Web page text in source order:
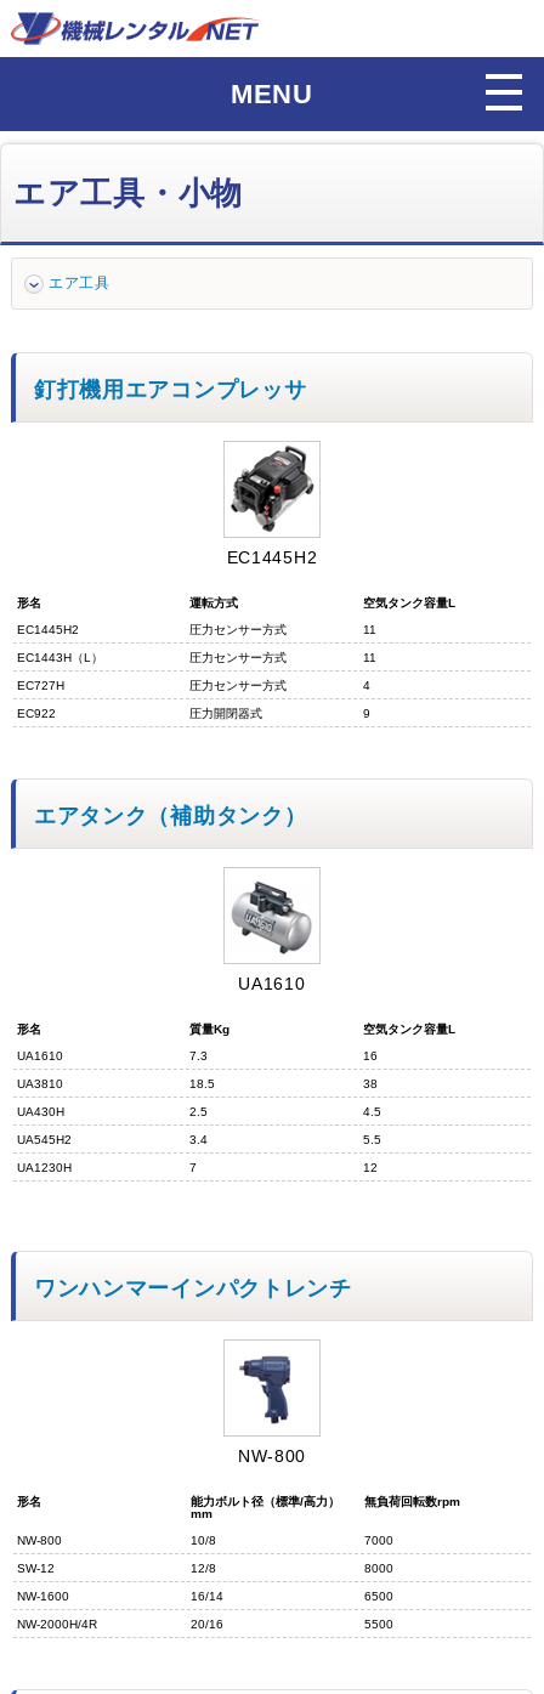
MENU
エア工具・小物
エア工具
釘打機用エアコンプレッサ
EC1445H2
形名 運転方式
空気タンク容量L
EC1445H2
圧力センサー方式 11
EC1443H（L） 圧力センサー方式 11
EC727H 圧力センサー方式 4
EC922 圧力開閉器式 9
エアタンク（補助タンク）
UA1610
形名 質量Kg
空気タンク容量L
UA1610
7.3 16
UA3810 18.5 38
UA430H 2.5 4.5
UA545H2 3.4 5.5
UA1230H 7 12
ワンハンマーインパクトレンチ
NW-800
形名
能力ボルト径（標準/高力）
mm
無負荷回転数rpm
NW-800 10/8 7000
SW-12 12/8 8000
NW-1600 16/14 6500
NW-2000H/4R 20/16 5500